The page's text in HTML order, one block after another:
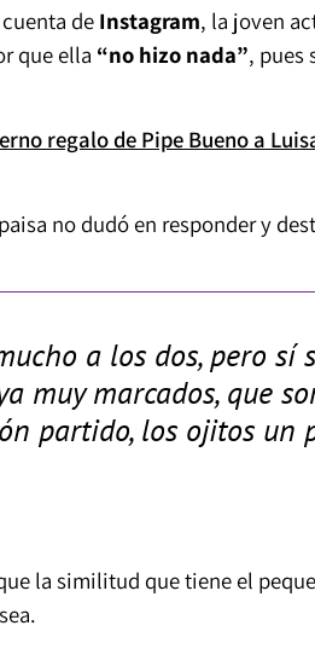
deInstagram, la joven
que ella “no hizo nada”, pues
regalo de Pipe Bueno a
no dudó en responder y
a los dos, pero sí
muy marcados, que
partido, los ojitos un
la similitud que tiene el